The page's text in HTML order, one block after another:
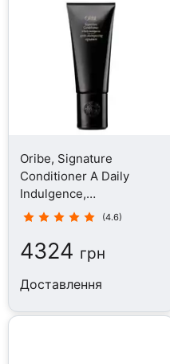
Oribe, Signature
Conditioner A Daily
Indulgence,
Кондиціонер, 200 мл
(4.6)
4324 грн
Доставлення